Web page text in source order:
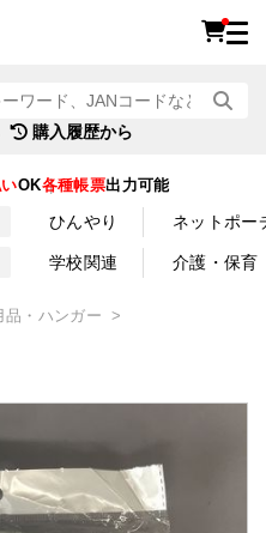
購入履歴から
OK各種帳票出力可能
ひんやり ネットポー
学校関連 介護・保育
品・ハンガー